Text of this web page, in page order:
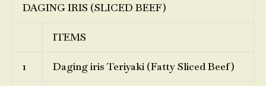
DAGING IRIS (SLICED BEEF)
ITEMS
1 Daging iris Teriyaki (Fatty Sliced Beef)